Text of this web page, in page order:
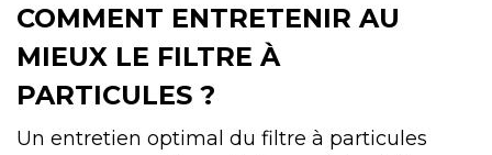
COMMENT ENTRETENIR AU
MIEUX LE FILTRE À
PARTICULES ?
Un entretien optimal du filtre à particules